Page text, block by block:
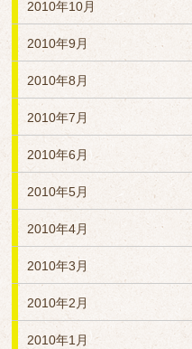
2010年10月
2010年9月
2010年8月
2010年7月
2010年6月
2010年5月
2010年4月
2010年3月
2010年2月
2010年1月